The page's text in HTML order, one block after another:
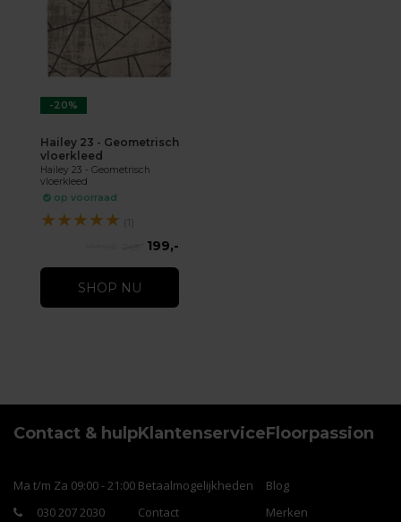
-20%
Hailey 23 - Geometrisch
vloerkleed
Hailey 23 - Geometrisch
vloerkleed
op voorraad
★★★★★ (1)
199,-
SHOP NU
Contact & hulp
Ma t/m Za 09:00 - 21:00
030 207 2030
Klantenservice
Betaalmogelijkheden
Contact
Floorpassion
Blog
Merken